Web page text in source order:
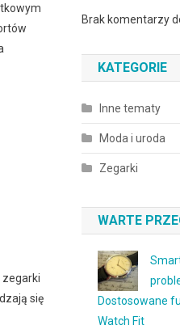
zegarki
się
Brak komentarzy
KATEGORIE
Inne tematy
Moda i uroda
Zegarki
WARTE
Dostosowane
Watch Fit